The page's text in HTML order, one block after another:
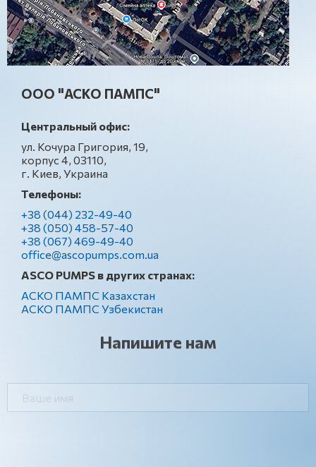
ООО "АСКО ПАМПС"
Центральный офис:
ул. Кочура Григория, 19,
корпус 4, 03110,
г. Киев, Украина
Телефоны:
+38 (044) 232-49-40
+38 (050) 458-57-40
+38 (067) 469-49-40
office@ascopumps.com.ua
ASCO PUMPS в других странах:
АСКО ПАМПС Казахстан
АСКО ПАМПС Узбекистан
Напишите нам